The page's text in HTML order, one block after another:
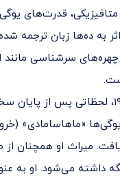
قدرت‌های
اثر به ده‌ها زبان ترجمه
چهره‌های سرشناسی مانند
یوگاناندا در مارس ۱۹۵۲، لحظاتی پس از
«ماهاسامادی»
داشته می‌شود. او به